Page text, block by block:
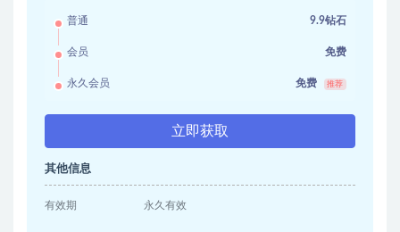
普通 9.9钻石
会员 免费
永久会员 免费 推荐
立即获取
其他信息
有效期 永久有效